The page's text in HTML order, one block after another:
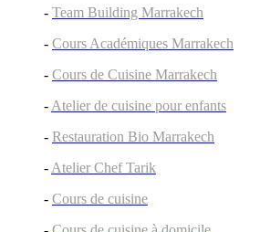
- Team Building Marrakech
- Cours Académiques Marrakech
- Cours de Cuisine Marrakech
- Atelier de cuisine pour enfants
- Restauration Bio Marrakech
- Atelier Chef Tarik
- Cours de cuisine